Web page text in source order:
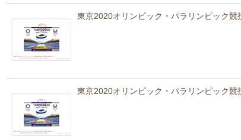
東京2020オリンピック・パラリンピッ
東京2020オリンピック・パラリンピッ